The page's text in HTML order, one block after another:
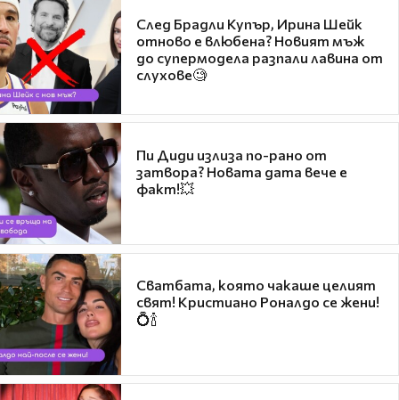
След Брадли Купър, Ирина Шейк
отново е влюбена? Новият мъж
до супермодела разпали лавина от
слухове🧐
Пи Диди излиза по-рано от
затвора? Новата дата вече е
факт!💥
Сватбата, която чакаше целият
свят! Кристиано Роналдо се жени!
💍🍾